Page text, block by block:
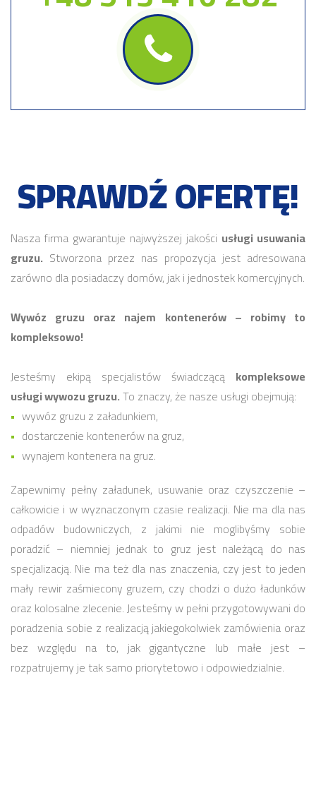
SPRAWDŹ OFERTĘ!
Nasza firma gwarantuje najwyższej jakości usługi usuwania
gruzu. Stworzona przez nas propozycja jest adresowana
zarówno dla posiadaczy domów, jak i jednostek komercyjnych.
Wywóz gruzu oraz najem kontenerów – robimy to
kompleksowo!
Jesteśmy ekipą specjalistów świadczącą kompleksowe
usługi wywozu gruzu.To znaczy, że nasze usługi obejmują:
wywóz gruzu z załadunkiem,
dostarczenie kontenerów na gruz,
wynajem kontenera na gruz.
Zapewnimy pełny załadunek, usuwanie oraz czyszczenie –
całkowicie i w wyznaczonym czasie realizacji. Nie ma dla nas
odpadów budowniczych, z jakimi nie moglibyśmy sobie
poradzić – niemniej jednak to gruz jest należącą do nas
specjalizacją. Nie ma też dla nas znaczenia, czy jest to jeden
mały rewir zaśmiecony gruzem, czy chodzi o dużo ładunków
oraz kolosalne zlecenie. Jesteśmy w pełni przygotowywani do
poradzenia sobie z realizacją jakiegokolwiek zamówienia oraz
bez względu na to, jak gigantyczne lub małe jest –
rozpatrujemy je tak samo priorytetowo i odpowiedzialnie.